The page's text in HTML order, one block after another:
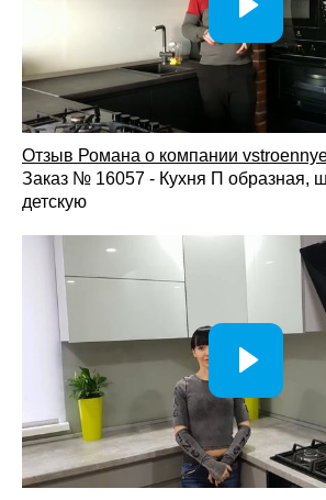
Отзыв Романа о компании
Заказ № 16057 - Кухня П образная,
детскую